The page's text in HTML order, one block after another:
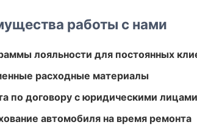
работы с нами
лояльности для постоянных
расходные материалы
по договору с юридическими лицами
автомобиля на время ремонта